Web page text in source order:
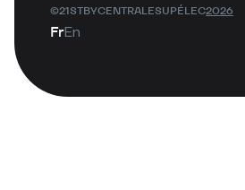
FrEn
©21STBYCENTRALESUPÉLEC2026